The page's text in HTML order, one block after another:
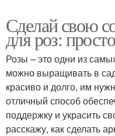
Сделай свою
для роз:
Розы – это одни из
можно выращивать в
красиво и долго, им
отличный способ
поддержку и украсить
расскажу, как сделать